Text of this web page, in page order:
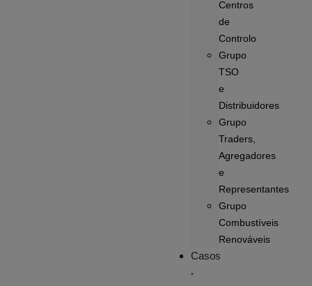
Centros
de
Controlo
Grupo
TSO
e
Distribuidores
Grupo
Traders,
Agregadores
e
Representantes
Grupo
Combustíveis
Renováveis
Casos